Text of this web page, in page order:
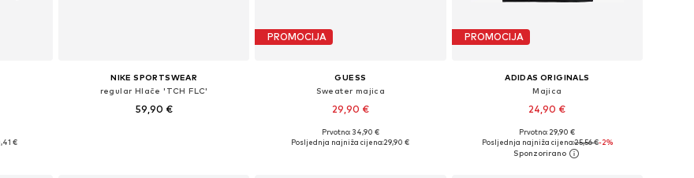
€
NIKE SPORTSWEAR
regular Hlače 'TCH FLC'
59,90 €
PROMOCIJA
GUESS
Sweater majica
29,90 €
Dostupno u više veličina
Prvotno: 34,90 €
Posljednja najniža cijena:29,90 €
PROMOCIJA
ADIDAS ORIGINALS
Majica
24,90 €
Dodaj u košaricu
Prvotno: 29,90 €
Posljednja najniža cijena:25,56 €-2%